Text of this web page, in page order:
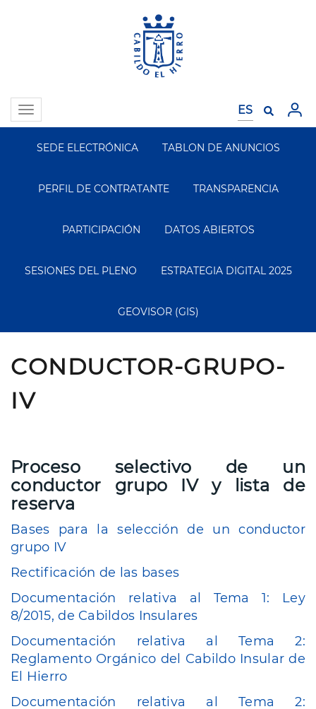
Toggle
navigation
Segundo
Menu
SEDE ELECTRÓNICA TABLON DE ANUNCIOS
PERFIL DE CONTRATANTE TRANSPARENCIA
PARTICIPACIÓN DATOS ABIERTOS
SESIONES DEL PLENO ESTRATEGIA DIGITAL 2025
GEOVISOR (GIS)
CONDUCTOR-GRUPO-
IV
Proceso selectivo de un
conductor grupo IV y lista de
reserva
Bases para la selección de un conductor
grupo IV
Rectificación de las bases
Documentación relativa al Tema 1: Ley
8/2015, de Cabildos Insulares
Documentación relativa al Tema 2:
Reglamento Orgánico del Cabildo Insular de
El Hierro
Documentación relativa al Tema 2: